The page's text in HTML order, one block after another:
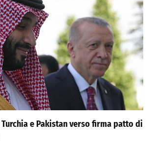
e Pakistan verso firma patto di